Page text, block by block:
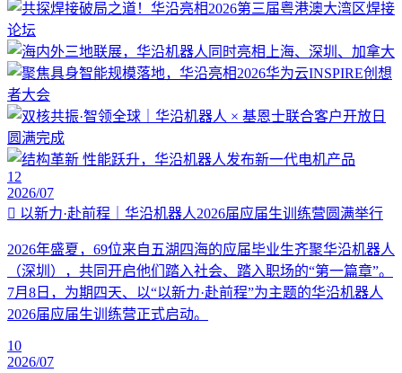
12
2026/07
以新力·赴前程｜华沿机器人2026届应届生训练营圆满举行
2026年盛夏，69位来自五湖四海的应届毕业生齐聚华沿机器人
（深圳），共同开启他们踏入社会、踏入职场的“第一篇章”。
7月8日，为期四天、以“以新力·赴前程”为主题的华沿机器人
2026届应届生训练营正式启动。
10
2026/07